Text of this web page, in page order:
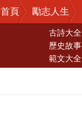
首頁 勵志人生
古詩大全
歷史故事
範文大全